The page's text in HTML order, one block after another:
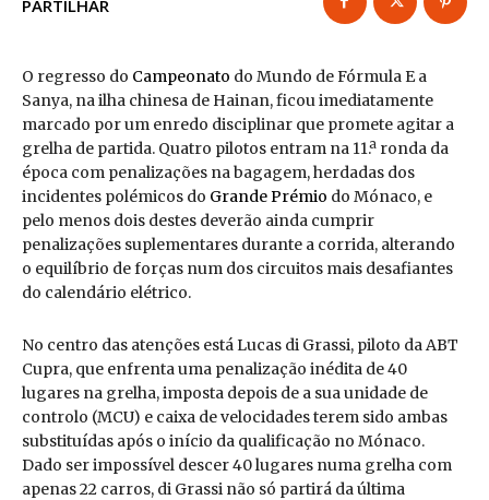
PARTILHAR
O regresso do Campeonato do Mundo de Fórmula E a
Sanya, na ilha chinesa de Hainan, ficou imediatamente
marcado por um enredo disciplinar que promete agitar a
grelha de partida. Quatro pilotos entram na 11.ª ronda da
época com penalizações na bagagem, herdadas dos
incidentes polémicos do Grande Prémio do Mónaco, e
pelo menos dois destes deverão ainda cumprir
penalizações suplementares durante a corrida, alterando
o equilíbrio de forças num dos circuitos mais desafiantes
do calendário elétrico.
No centro das atenções está Lucas di Grassi, piloto da ABT
Cupra, que enfrenta uma penalização inédita de 40
lugares na grelha, imposta depois de a sua unidade de
controlo (MCU) e caixa de velocidades terem sido ambas
substituídas após o início da qualificação no Mónaco.
Dado ser impossível descer 40 lugares numa grelha com
apenas 22 carros, di Grassi não só partirá da última